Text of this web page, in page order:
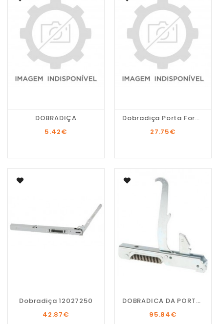
DOBRADIÇA
5.42€
Dobradiça Porta Forno...
27.75€
Dobradiça 12027250
42.87€
DOBRADICA DA PORTA DO...
95.84€